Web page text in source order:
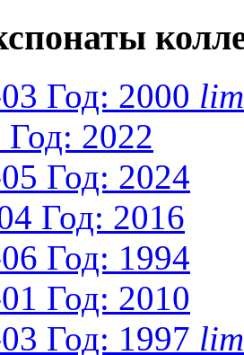
Год: 2000
Год: 2022
Год: 2024
Год: 2016
Год: 1994
Год: 2010
Год: 1997